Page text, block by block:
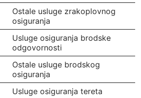
Ostale usluge zrakoplovnog
osiguranja
Usluge osiguranja brodske
odgovornosti
Ostale usluge brodskog
osiguranja
Usluge osiguranja tereta